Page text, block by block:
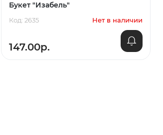
Букет "Изабель"
Код: 2635 Нет в наличии
147.00р.